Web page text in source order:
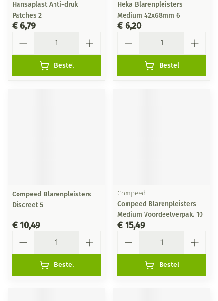
Hansaplast Anti-druk
Patches 2
€ 6,79
Bestel
Heka Blarenpleisters
Medium 42x68mm 6
€ 6,20
Bestel
Compeed Blarenpleisters
Discreet 5
€ 10,49
Bestel
Compeed
Compeed Blarenpleisters
Medium Voordeelverpak. 10
€ 15,49
Bestel